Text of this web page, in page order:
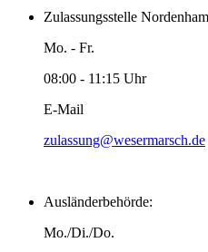
Zulassungsstelle
Mo. - Fr.
08:00 - 11:15 Uhr
E-Mail
zulassung@wesermarsch.de
Ausländerbehörde:
Mo./Di./Do.